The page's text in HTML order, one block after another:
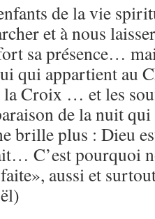
de la vie
et à nous
sa présence…
qui appartient au
la Croix … et les
de la nuit
brille plus : Dieu
C’est pourquoi
aussi et